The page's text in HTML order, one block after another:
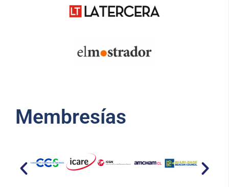
Membresías​